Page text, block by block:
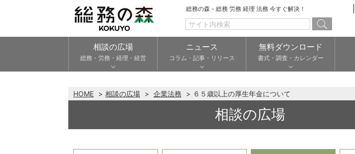
総務の森 - 総務 労務 経理 法務 今すぐ解決！
相談の広場
総務・労務・経理・経営
ニュース
コラム・記事・リリース
無料ダウンロード
書式・調査・カレンダー
HOME 相談の広場 企業法務 ６５歳以上の厚生年金について
相談の広場